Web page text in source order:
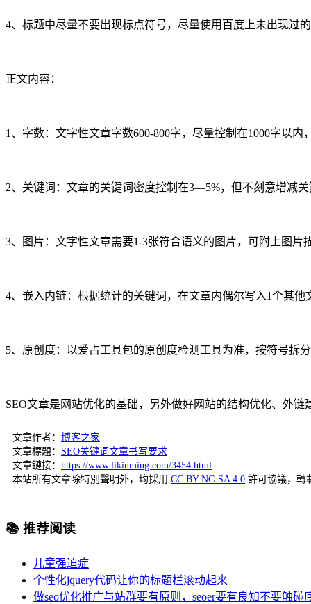
4、标题中尽量不要出现标点符号，尽量使用百度上未出现过
正文内容：
1、字数：文字性文章字数600-800字，尽量控制在1000字以
2、关键词：文章的关键词密度控制在3—5%，但不刻意增减
3、图片：文字性文章需要1-3张符合语义的图片，可附上图片
4、嵌入内链：根据统计的关键词，在文章内偶尔写入1个其他
5、原创度：以爱占工具包的原创度检测工具为准，按符号拆
SEO文章是网站优化的基础，另外做好网站的结构优化、外
文章作者： 博客之家
文章標題： SEO关键词文章书写要求
文章鏈接： https://www.likinming.com/3454.html
本站所有文章除特別聲明外，均採用 CC BY-NC-SA 4.0 許可協議，轉
📚 推荐阅读
儿童强迫症
个性化jquery代码让你的标题栏滚动起来
做seo优化推广与站群要有原则，seoer要有良知不要触碰